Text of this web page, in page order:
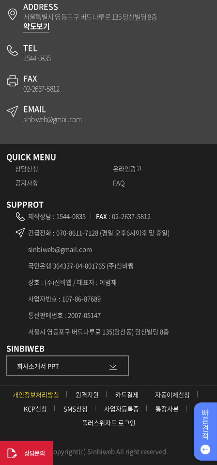
ADDRESS
서울특별시 영등포구 버드나루로 135 당산빌딩 8층
약도보기
TEL
1544-0835
FAX
02-2637-5812
EMAIL
sinbiweb@gmail.com
빠
른
견
적
상담문의
QUICK MENU
상담신청
온라인광고
공지사항
FAQ
SUPPROT
제작상담 : 1544-0835 FAX : 02-2637-5812
긴급전화 : 070-8611-7128 (평일 오후6시이후 및 휴일)
sinbiweb@gmail.com
국민은행 364337-04-001765 (주)신비웹
상호 : (주)신비웹 / 대표자 : 이범재
사업자번호 : 107-86-87689
통신판매번호 : 2007-05147
서울시 영등포구 버드나루로 135(당산동) 당산빌딩 8층
SINBIWEB
회사소개서 PPT
개인정보처리방침 원격지원 카드결제
자동이체신청
KCP신청
SMS신청 사업자등록증
통장사본
플러스위자드 로그인
Copyright(c) Sinbiweb All right reserved.